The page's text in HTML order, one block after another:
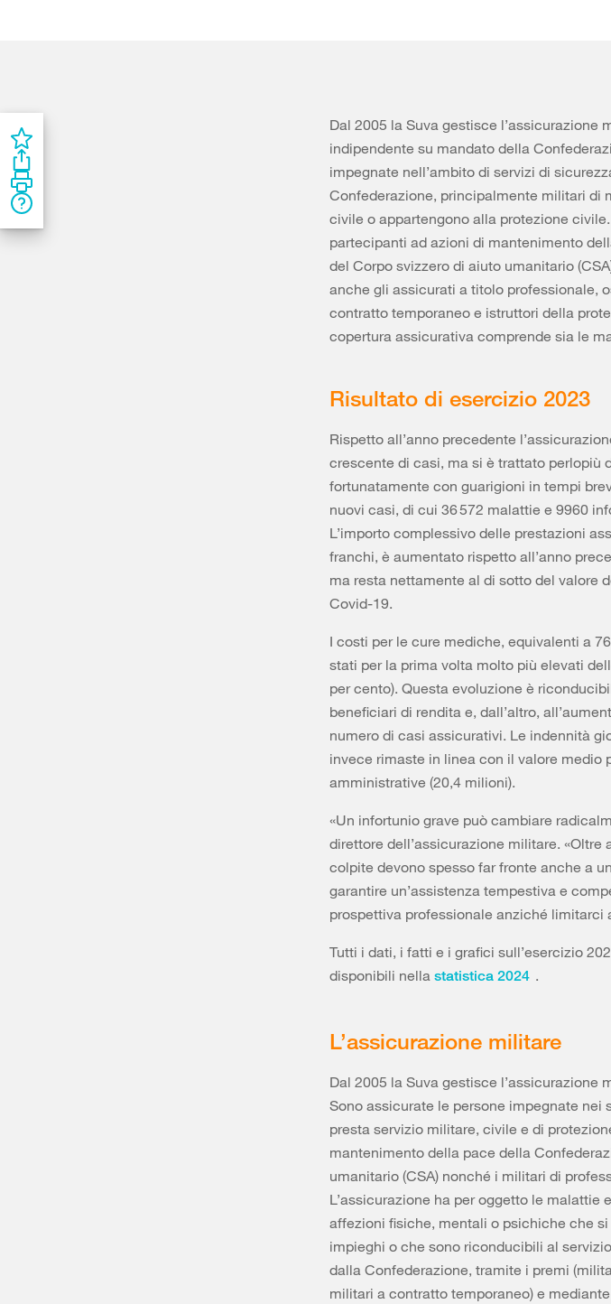
Dal 2005 la Suva gestisce l’assicurazione
indipendente su mandato della
impegnate nell’ambito di servizi di
Confederazione, principalmente militari di
civile o appartengono alla protezione
partecipanti ad azioni di mantenimento
del Corpo svizzero di aiuto umanitario
anche gli assicurati a titolo professionale,
contratto temporaneo e istruttori della
copertura assicurativa comprende sia le
Risultato di esercizio 2023
Rispetto all’anno precedente
crescente di casi, ma si è trattato perlopiù
fortunatamente con guarigioni in tempi
nuovi casi, di cui 36 572 malattie e 9960
L’importo complessivo delle prestazioni
franchi, è aumentato rispetto all’anno
ma resta nettamente al di sotto del valore
Covid-19.
I costi per le cure mediche, equivalenti a
stati per la prima volta molto più elevati
per cento). Questa evoluzione è
beneficiari di rendita e, dall’altro,
numero di casi assicurativi. Le indennità
invece rimaste in linea con il valore medio
amministrative (20,4 milioni).
«Un infortunio grave può cambiare
direttore dell’assicurazione militare.
colpite devono spesso far fronte anche a
garantire un’assistenza tempestiva e
prospettiva professionale anziché limitarci
Tutti i dati, i fatti e i grafici sull’esercizio
disponibili nella statistica 2024 .
L’assicurazione militare
Dal 2005 la Suva gestisce l’assicurazione
Sono assicurate le persone impegnate nei
presta servizio militare, civile e di
mantenimento della pace della
umanitario (CSA) nonché i militari di
L’assicurazione ha per oggetto le malattie
affezioni fisiche, mentali o psichiche che
impieghi o che sono riconducibili al
dalla Confederazione, tramite i premi
militari a contratto temporaneo) e